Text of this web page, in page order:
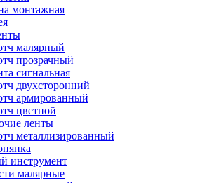
монтажная
малярный
прозрачный
сигнальная
двухсторонний
армированный
цветной
ленты
металлизированный
инструмент
малярные